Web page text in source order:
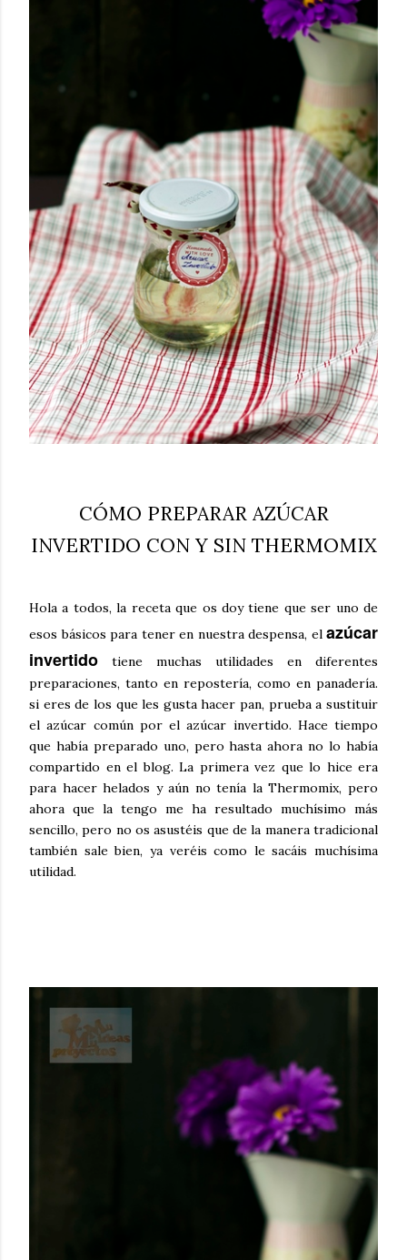
CÓMO PREPARAR AZÚCAR
INVERTIDO CON Y SIN THERMOMIX
Hola a todos, la receta que os doy tiene que ser uno de
esos básicos para tener en nuestra despensa, el azúcar
invertido tiene muchas utilidades en diferentes
preparaciones, tanto en repostería, como en panadería.
si eres de los que les gusta hacer pan, prueba a sustituir
el azúcar común por el azúcar invertido. Hace tiempo
que había preparado uno, pero hasta ahora no lo había
compartido en el blog. La primera vez que lo hice era
para hacer helados y aún no tenía la Thermomix, pero
ahora que la tengo me ha resultado muchísimo más
sencillo, pero no os asustéis que de la manera tradicional
también sale bien, ya veréis como le sacáis muchísima
utilidad.